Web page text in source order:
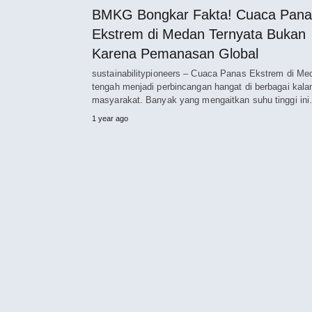
BMKG Bongkar Fakta! Cuaca
Ekstrem di Medan Ternyata Bukan
Karena Pemanasan Global
sustainabilitypioneers – Cuaca Panas Ekstrem di
tengah menjadi perbincangan hangat di berbagai
masyarakat. Banyak yang mengaitkan suhu tinggi
1 year ago